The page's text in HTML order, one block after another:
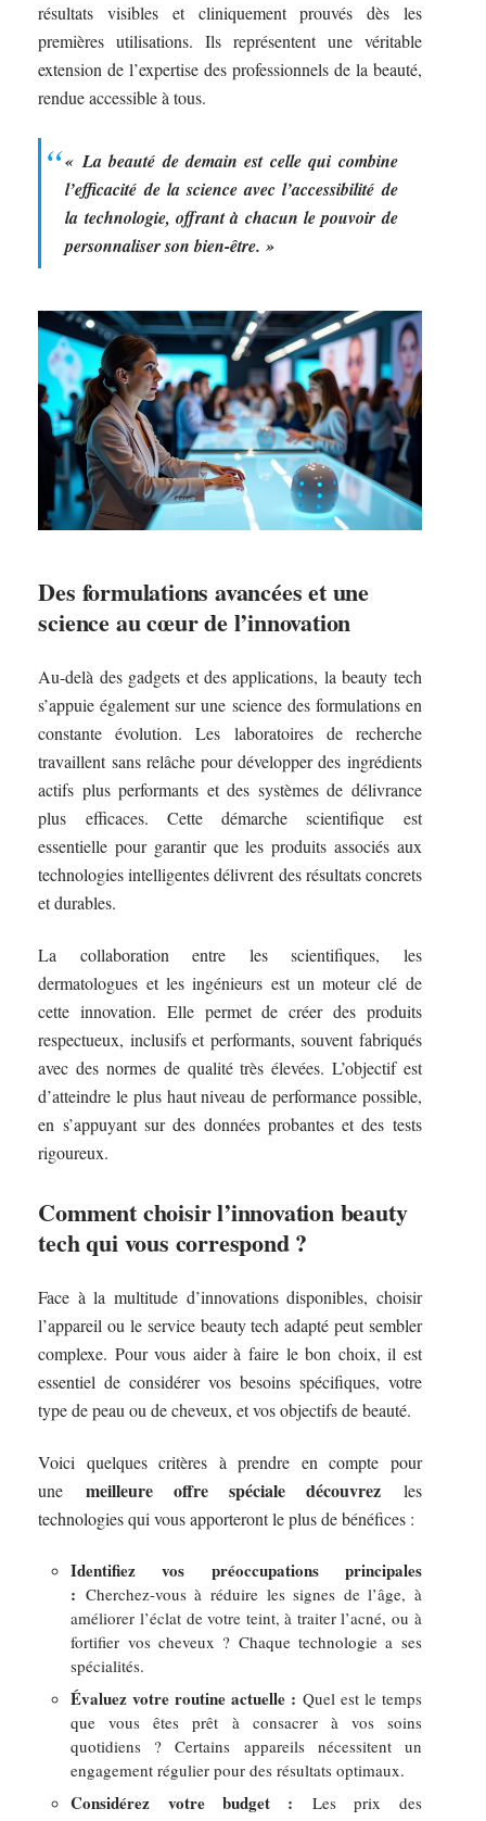
résultats visibles et cliniquement prouvés dès les
premières utilisations. Ils représentent une véritable
extension de l’expertise des professionnels de la beauté,
rendue accessible à tous.
« La beauté de demain est celle qui combine
l’efficacité de la science avec l’accessibilité de
la technologie, offrant à chacun le pouvoir de
personnaliser son bien-être. »
Des formulations avancées et une
science au cœur de l’innovation
Au-delà des gadgets et des applications, la beauty tech
s’appuie également sur une science des formulations en
constante évolution. Les laboratoires de recherche
travaillent sans relâche pour développer des ingrédients
actifs plus performants et des systèmes de délivrance
plus efficaces. Cette démarche scientifique est
essentielle pour garantir que les produits associés aux
technologies intelligentes délivrent des résultats concrets
et durables.
La collaboration entre les scientifiques, les
dermatologues et les ingénieurs est un moteur clé de
cette innovation. Elle permet de créer des produits
respectueux, inclusifs et performants, souvent fabriqués
avec des normes de qualité très élevées. L’objectif est
d’atteindre le plus haut niveau de performance possible,
en s’appuyant sur des données probantes et des tests
rigoureux.
Comment choisir l’innovation beauty
tech qui vous correspond ?
Face à la multitude d’innovations disponibles, choisir
l’appareil ou le service beauty tech adapté peut sembler
complexe. Pour vous aider à faire le bon choix, il est
essentiel de considérer vos besoins spécifiques, votre
type de peau ou de cheveux, et vos objectifs de beauté.
Voici quelques critères à prendre en compte pour
une meilleure offre spéciale découvrez les
technologies qui vous apporteront le plus de bénéfices :
Identifiez vos préoccupations principales
: Cherchez-vous à réduire les signes de l’âge, à
améliorer l’éclat de votre teint, à traiter l’acné, ou à
fortifier vos cheveux ? Chaque technologie a ses
spécialités.
Évaluez votre routine actuelle : Quel est le temps
que vous êtes prêt à consacrer à vos soins
quotidiens ? Certains appareils nécessitent un
engagement régulier pour des résultats optimaux.
Considérez votre budget : Les prix des